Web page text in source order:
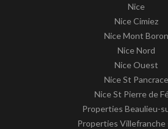
Nice
Nice Cimiez
Nice Mont Boron
Nice Nord
Nice Ouest
Nice St Pancrace
Nice St Pierre de
Properties Beaulieu-
Properties Villefranche